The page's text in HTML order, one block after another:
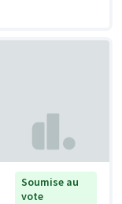
Soumise au
vote